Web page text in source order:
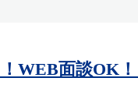
！WEB面談